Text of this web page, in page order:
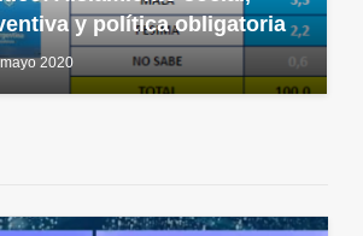
y política obligatoria
2020